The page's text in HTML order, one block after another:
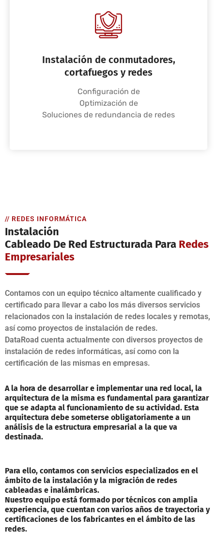
Instalación de conmutadores,
cortafuegos y redes
Configuración de
Optimización de
Soluciones de redundancia de redes
// REDES INFORMÁTICA
Instalación
Cableado De Red Estructurada Para Redes
Empresariales
Contamos con un equipo técnico altamente cualificado y
certificado para llevar a cabo los más diversos servicios
relacionados con la instalación de redes locales y remotas,
así como proyectos de instalación de redes.
DataRoad cuenta actualmente con diversos proyectos de
instalación de redes informáticas, así como con la
certificación de las mismas en empresas.
A la hora de desarrollar e implementar una red local, la
arquitectura de la misma es fundamental para garantizar
que se adapta al funcionamiento de su actividad. Esta
arquitectura debe someterse obligatoriamente a un
análisis de la estructura empresarial a la que va
destinada.
Para ello, contamos con servicios especializados en el
ámbito de la instalación y la migración de redes
cableadas e inalámbricas.
Nuestro equipo está formado por técnicos con amplia
experiencia, que cuentan con varios años de trayectoria y
certificaciones de los fabricantes en el ámbito de las
redes.